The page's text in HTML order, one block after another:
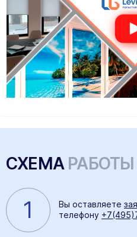
СХЕМА РАБОТЫ
1 Вы оставляете
телефону